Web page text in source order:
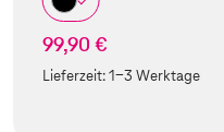
99,90 €
Lieferzeit:1-3 Werktage